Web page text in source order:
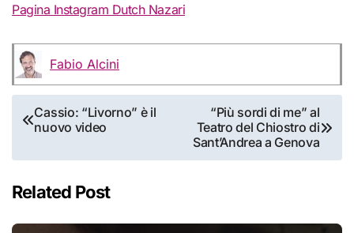
Pagina Instagram Dutch Nazari
Fabio Alcini
Navigazione
articoli
Cassio: “Livorno” è il
nuovo video
“Più sordi di me” al
Teatro del Chiostro di
Sant’Andrea a Genova
Related Post